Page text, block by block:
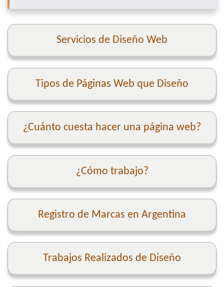
Servicios de Diseño Web
Tipos de Páginas Web que Diseño
¿Cuánto cuesta hacer una página web?
¿Cómo trabajo?
Registro de Marcas en Argentina
Trabajos Realizados de Diseño